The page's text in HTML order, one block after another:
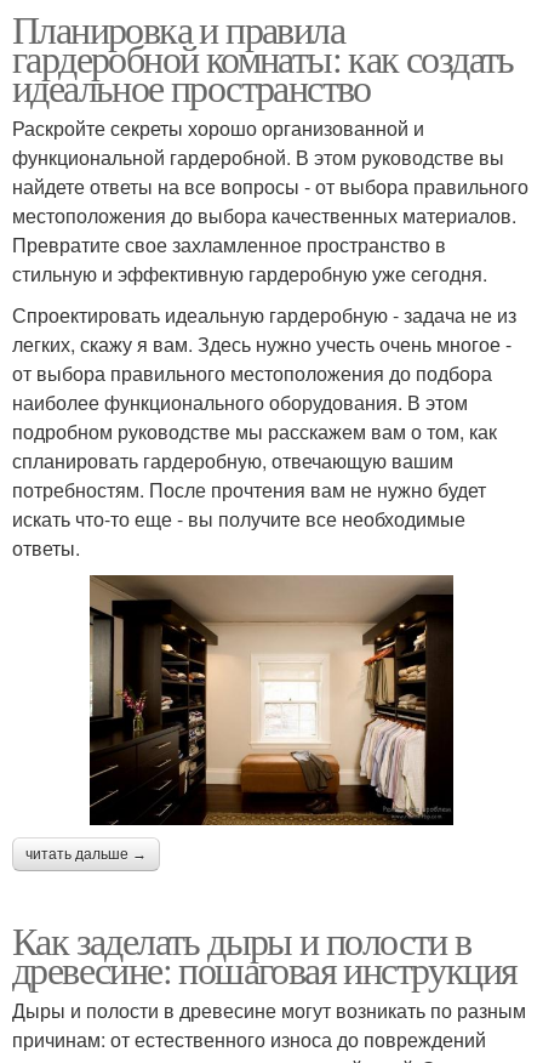
Планировка и правила
гардеробной комнаты: как создать
идеальное пространство
Раскройте секреты хорошо организованной и
функциональной гардеробной. В этом руководстве вы
найдете ответы на все вопросы - от выбора правильного
местоположения до выбора качественных материалов.
Превратите свое захламленное пространство в
стильную и эффективную гардеробную уже сегодня.
Спроектировать идеальную гардеробную - задача не из
легких, скажу я вам. Здесь нужно учесть очень многое -
от выбора правильного местоположения до подбора
наиболее функционального оборудования. В этом
подробном руководстве мы расскажем вам о том, как
спланировать гардеробную, отвечающую вашим
потребностям. После прочтения вам не нужно будет
искать что-то еще - вы получите все необходимые
ответы.
читать дальше →
Как заделать дыры и полости в
древесине: пошаговая инструкция
Дыры и полости в древесине могут возникать по разным
причинам: от естественного износа до повреждений